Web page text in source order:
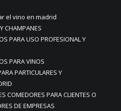
el vino en madrid
CHAMPANES
PARA USO PROFESIONAL Y
PARA VINOS
PARTICULARES Y
COMEDORES PARA CLIENTES O
DE EMPRESAS